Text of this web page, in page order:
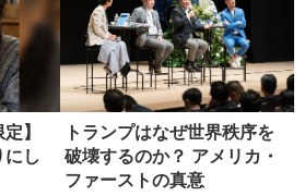
】
にし
トランプはなぜ世界秩序を
破壊するのか？ アメリカ・
ファーストの真意